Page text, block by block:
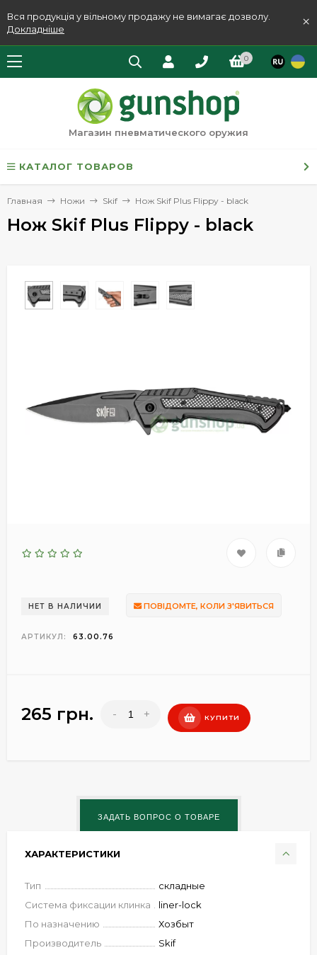
Вся продукція у вільному продажу не вимагає дозволу.
Докладніше
×
0
Магазин пневматического оружия
КАТАЛОГ ТОВАРОВ
Главная Ножи Skif Нож Skif Plus Flippy - black
Нож Skif Plus Flippy - black
НЕТ В НАЛИЧИИ ПОВІДОМТЕ, КОЛИ З'ЯВИТЬСЯ
АРТИКУЛ: 63.00.76
265 грн. - + КУПИТИ
ХАРАКТЕРИСТИКИ
Тип
складные
Система фиксации клинка
liner-lock
По назначению
Хозбыт
Производитель
Skif